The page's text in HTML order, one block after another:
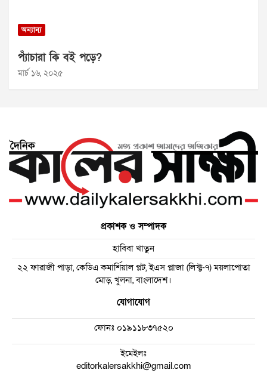
অন্যান্য
প্যাঁচারা কি বই পড়ে?
মার্চ ১৬, ২০২৫
প্রকাশক ও সম্পাদক
হাবিবা খাতুন
২২ ফারাজী পাড়া, কেডিএ কমার্শিয়াল প্লট, ইএস প্লাজা (লিফ্ট-৭) ময়লাপোতা
মোড়, খুলনা, বাংলাদেশ।
যোগাযোগ
ফোনঃ০১৯১১৮৩৭৫২০
ইমেইলঃ
editorkalersakkhi@gmail.com